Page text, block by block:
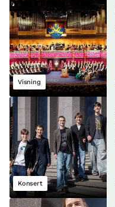
Visning
Konsert